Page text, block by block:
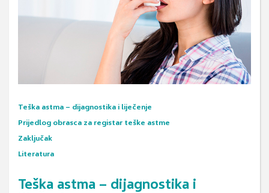
Teška astma – dijagnostika i liječenje
Prijedlog obrasca za registar teške astme
Zaključak
Literatura
Teška astma – dijagnostika i